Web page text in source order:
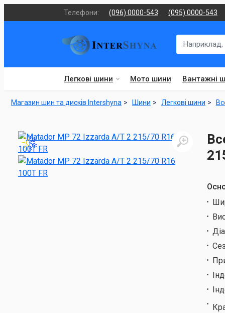
Телефони: (096) 0000-543 (095) 0000-543
Легкові шини Мото шини Вантажні
Магазин шин та дисків Intershyna Шини Легкові шини